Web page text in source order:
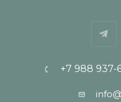
+7 988 937-